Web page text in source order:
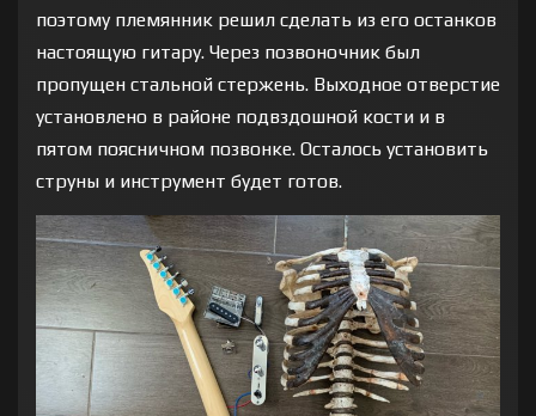
поэтому племянник решил сделать из его останков
настоящую гитару. Через позвоночник был
пропущен стальной стержень. Выходное отверстие
установлено в районе подвздошной кости и в
пятом поясничном позвонке. Осталось установить
струны и инструмент будет готов.